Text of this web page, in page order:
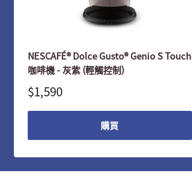
NESCAFÉ® Dolce Gusto® Genio S Touch
咖啡機 - 灰紫 (輕觸控制)
$1,590
購買